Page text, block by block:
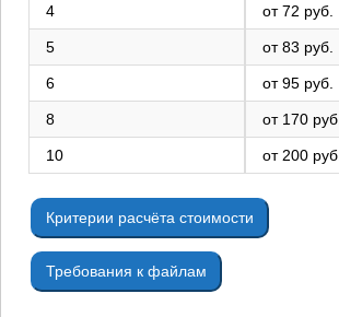
4 от 72 руб.
5 от 83 руб.
6 от 95 руб.
8 от 170 руб.
10 от 200 руб.
Критерии расчёта стоимости
Требования к файлам